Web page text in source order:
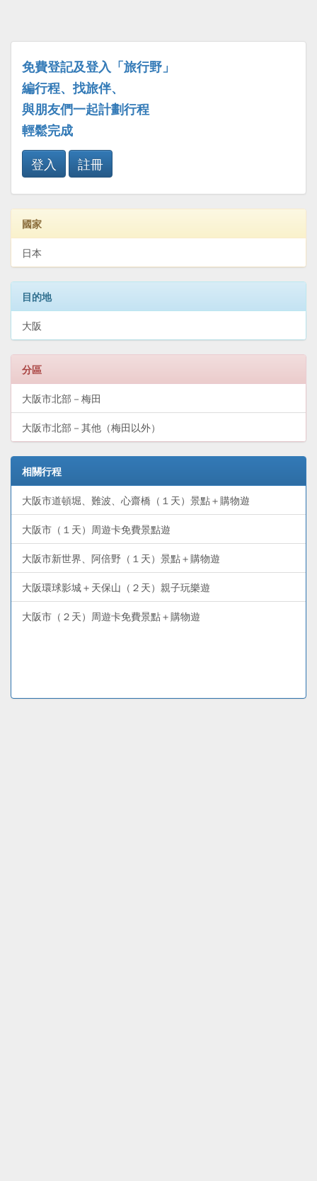
免費登記及登入「旅行野」
編行程、找旅伴、
與朋友們一起計劃行程
輕鬆完成
登入
註冊
國家
日本
目的地
大阪
分區
大阪市北部－梅田
大阪市北部－其他（梅田以外）
相關行程
大阪市道頓堀、難波、心齋橋（１天）景點＋購物遊
大阪市（１天）周遊卡免費景點遊
大阪市新世界、阿倍野（１天）景點＋購物遊
大阪環球影城＋天保山（２天）親子玩樂遊
大阪市（２天）周遊卡免費景點＋購物遊